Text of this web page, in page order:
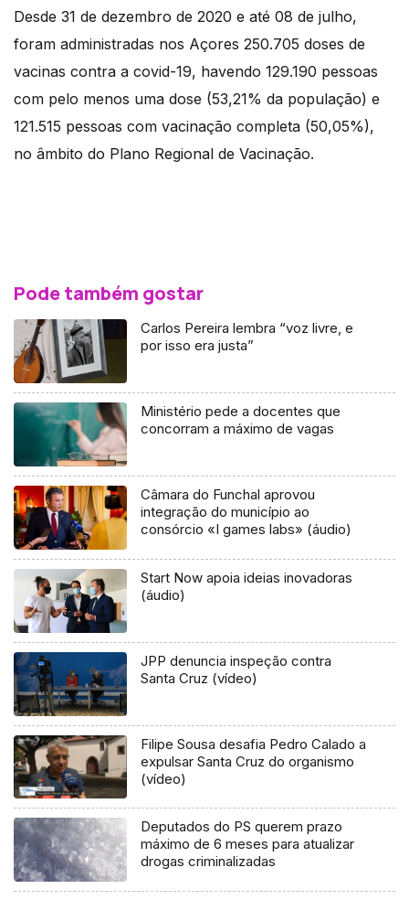
Desde 31 de dezembro de 2020 e até 08 de julho,
foram administradas nos Açores 250.705 doses de
vacinas contra a covid-19, havendo 129.190 pessoas
com pelo menos uma dose (53,21% da população) e
121.515 pessoas com vacinação completa (50,05%),
no âmbito do Plano Regional de Vacinação.
Pode também gostar
Carlos Pereira lembra “voz livre, e
por isso era justa”
Ministério pede a docentes que
concorram a máximo de vagas
Câmara do Funchal aprovou
integração do município ao
consórcio «I games labs» (áudio)
Start Now apoia ideias inovadoras
(áudio)
JPP denuncia inspeção contra
Santa Cruz (vídeo)
Filipe Sousa desafia Pedro Calado a
expulsar Santa Cruz do organismo
(vídeo)
Deputados do PS querem prazo
máximo de 6 meses para atualizar
drogas criminalizadas